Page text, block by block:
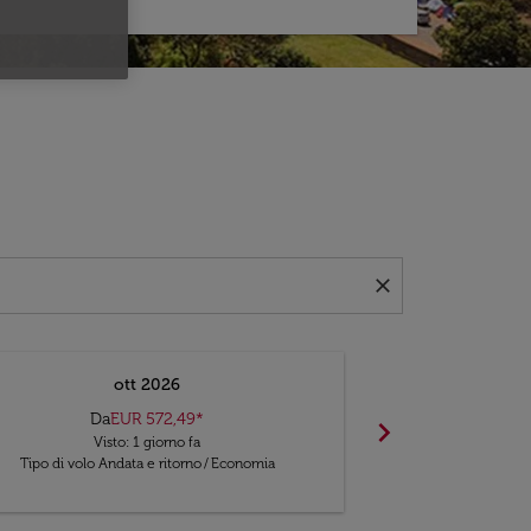
close
ott 2026
DaEUR 572,49*
Visto: 1 giorno fa
Tipo di volo Andata e ritorno/Economia
chevron_right